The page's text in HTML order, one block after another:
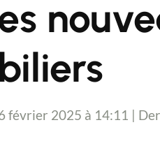
février 2025 à 14:11 |